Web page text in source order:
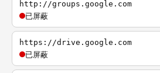
http://groups.google.com
已屏蔽
https://drive.google.com
已屏蔽